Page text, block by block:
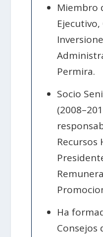
Miembro
Permira.
Socio
Recursos
Ha
Consejos